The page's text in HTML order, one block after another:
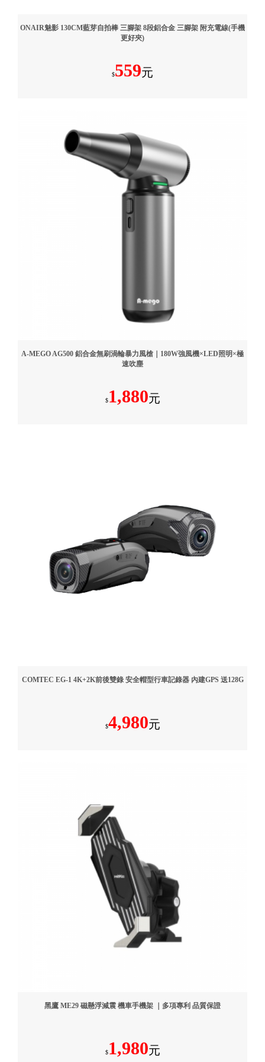
ONAIR魅影 130CM藍芽自拍棒 三腳架 8段鋁合金 三腳架 附充電線(手機
更好夾)
$559元
A-MEGO AG500 鋁合金無刷渦輪暴力風槍｜180W強風機×LED照明×極
速吹塵
$1,880元
COMTEC EG-1 4K+2K前後雙錄 安全帽型行車記錄器 內建GPS 送128G
$4,980元
黑鷹 ME29 磁懸浮減震 機車手機架 ｜多項專利 品質保證
$1,980元